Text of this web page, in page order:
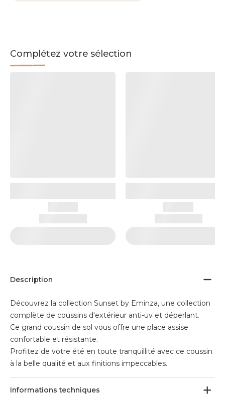
Complétez votre sélection
Description
Découvrez la collection Sunset by Eminza, une collection
complète de coussins d'extérieur anti-uv et déperlant.
Ce grand coussin de sol vous offre une place assise
confortable et résistante.
Profitez de votre été en toute tranquillité avec ce coussin
à la belle qualité et aux finitions impeccables.
Informations techniques